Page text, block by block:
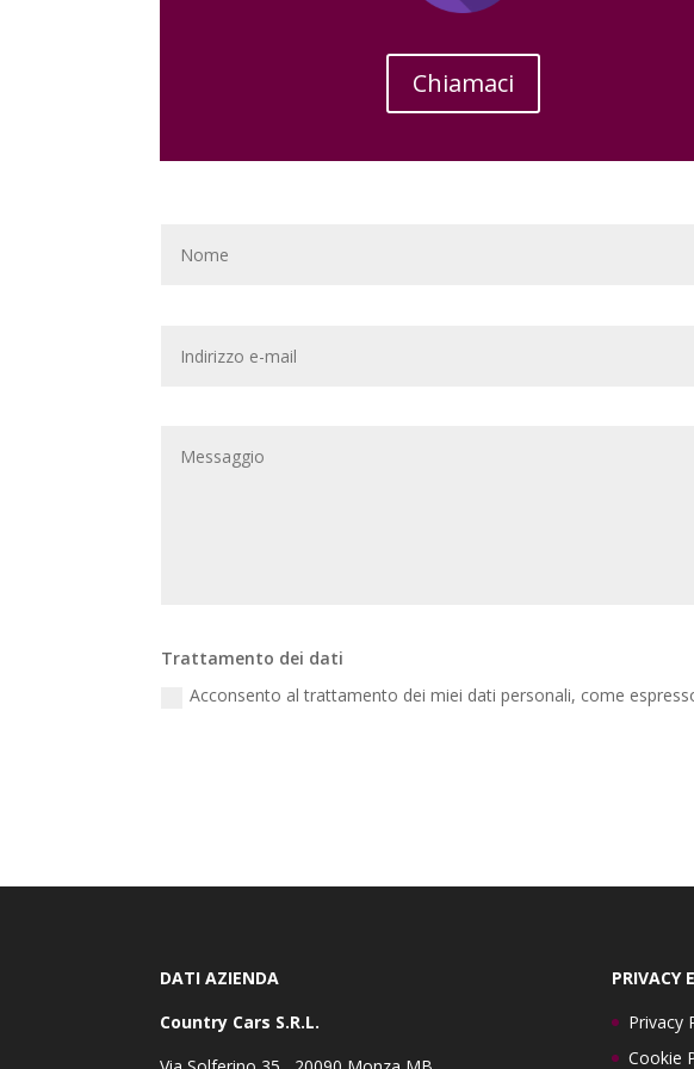
Chiamaci
Trattamento dei dati
Acconsento al trattamento dei miei dati personali, come
DATI AZIENDA
Country Cars S.R.L.
PRIVACY
Privacy
Cookie